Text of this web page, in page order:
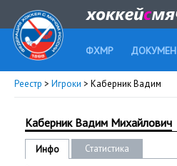
ФХМР
Реестр > Игроки > Каберник Вадим
Каберник Вадим Михайлович
Инфо
Статистика